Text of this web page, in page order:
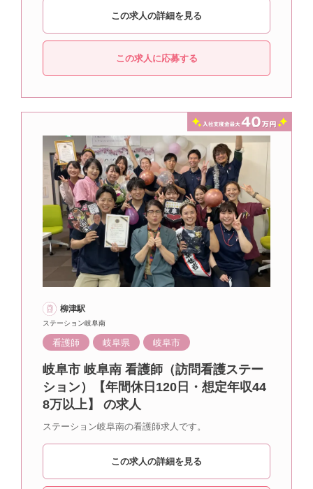
この求人の詳細を見る
この求人に応募する
柳津駅
ステーション岐阜南
看護師 岐阜県 岐阜市
岐阜市 岐阜南 看護師（訪問看護ステー
ション）【年間休日120日・想定年収44
8万以上】 の求人
ステーション岐阜南の看護師求人です。
この求人の詳細を見る